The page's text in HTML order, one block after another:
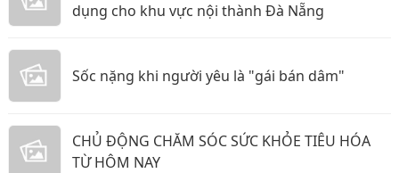
dụng cho khu vực nội thành Đà Nẵng
Sốc nặng khi người yêu là "gái bán dâm"
CHỦ ĐỘNG CHĂM SÓC SỨC KHỎE TIÊU HÓA
TỪ HÔM NAY